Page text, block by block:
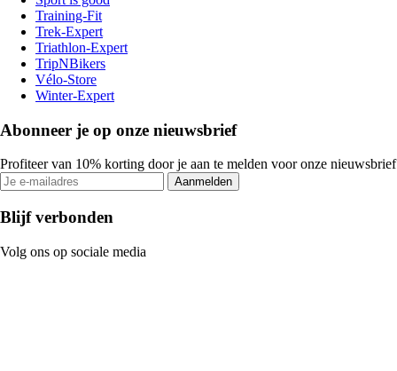
Training-Fit
Trek-Expert
Triathlon-Expert
TripNBikers
Vélo-Store
Winter-Expert
Abonneer je op onze nieuwsbrief
Profiteer van 10% korting door je aan te melden voor onze nieuwsbrief
Aanmelden
Blijf verbonden
Volg ons op sociale media